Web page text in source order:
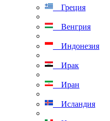
Греция
Венгрия
Индонезия
Ирак
Иран
Исландия